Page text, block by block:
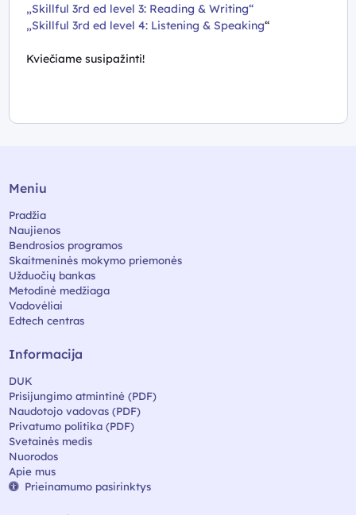
„Skillful 3rd ed level 3: Reading & Writing“
„Skillful 3rd ed level 4: Listening & Speaking“
Kviečiame susipažinti!
Meniu
Pradžia
Naujienos
Bendrosios programos
Skaitmeninės mokymo priemonės
Užduočių bankas
Metodinė medžiaga
Vadovėliai
Edtech centras
Informacija
DUK
Prisijungimo atmintinė (PDF)
Naudotojo vadovas (PDF)
Privatumo politika (PDF)
Svetainės medis
Nuorodos
Apie mus
Prieinamumo pasirinktys